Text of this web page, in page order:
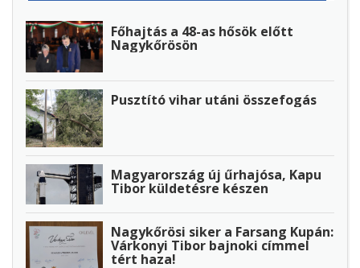
Főhajtás a 48-as hősök előtt
Nagykőrösön
Pusztító vihar utáni összefogás
Magyarország új űrhajósa, Kapu
Tibor küldetésre készen
Nagykőrösi siker a Farsang Kupán:
Várkonyi Tibor bajnoki címmel
tért haza!